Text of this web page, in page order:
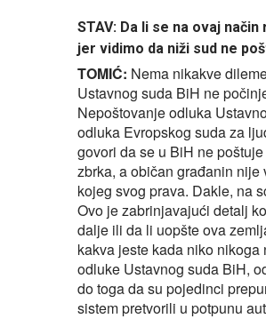
STAV: Da li se na ovaj
jer vidimo da niži sud ne
TOMIĆ: Nema nikakve
Ustavnog suda BiH ne
Nepoštovanje odluka
odluka Evropskog suda za
govori da se u BiH ne
zbrka, a običan građanin
kojeg svog prava. Dakle, na
Ovo je zabrinjavajući detalj
dalje ili da li uopšte ova
kakva jeste kada niko
odluke Ustavnog suda BiH,
do toga da su pojedinci
sistem pretvorili u potpunu